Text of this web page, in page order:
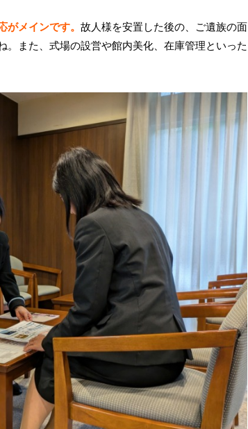
がメインです。 故人様を安置した後の、ご遺族の面
また、式場の設営や館内美化、在庫管理といった